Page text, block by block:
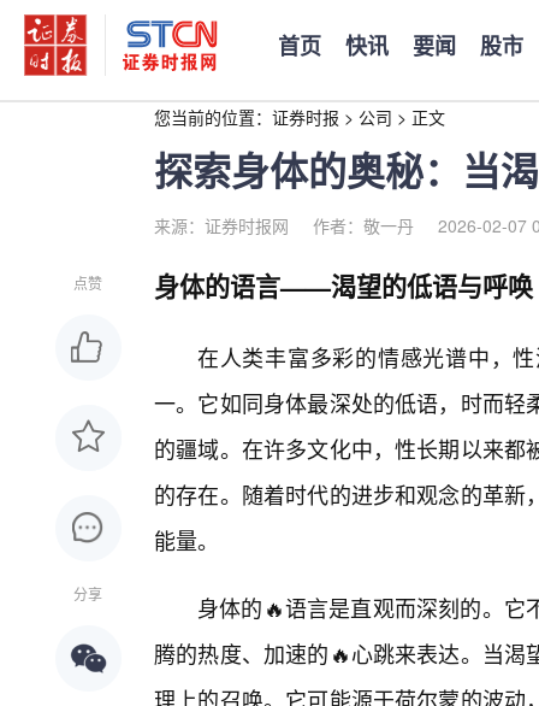
首页 快讯 要闻 股市
您当前的位置： 证券时报 > 公司 > 正文
探索身体的奥秘：当
来源：证券时报网 作者：敬一丹 2026-02-07
点赞
分享
身体的语言——渴望的低语与呼唤
在人类丰富多彩的情感光谱中，
一。它如同身体最深处的低语，时而
的疆域。在许多文化中，性长期以来
的存在。随着时代的进步和观念的革
能量。
身体的🔥语言是直观而深刻的。
腾的热度、加速的🔥心跳来表达。当
理上的召唤。它可能源于荷尔蒙的波